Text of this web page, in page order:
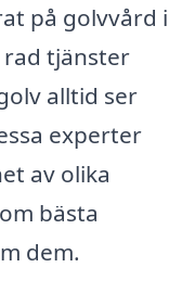
på golvvård i
rad tjänster
alltid ser
experter
av olika
bästa
dem.